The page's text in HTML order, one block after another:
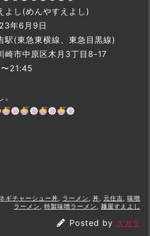
よし(めんやすえよし)
年6月9日
駅(東急東横線、東急目黒線)
崎市中原区木月3丁目8-17
〜21:45
ネギチャーシュー丼, ラーメン , 丼, 元住吉, 味噌
ラーメン , 特製味噌ラーメン , 麺屋すえよし
Posted by スガラ